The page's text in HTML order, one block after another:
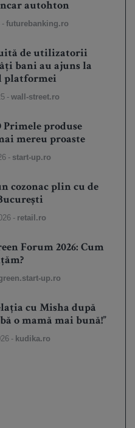
autohton
-futurebanking.ro
de utilizatorii
bani au ajuns la
platformei
-wall-street.ro
produse
mereu proaste
- start-up.ro
cozonac plin cu de
- retail.ro
Forum 2026: Cum
up.ro
cu Misha după
o mamă mai bună!”
- kudika.ro